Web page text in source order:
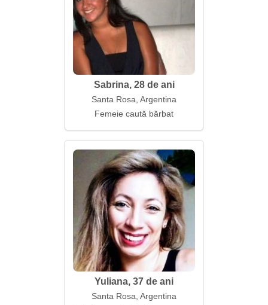
Sabrina, 28 de ani
Santa Rosa, Argentina
Femeie caută bărbat
Yuliana, 37 de ani
Santa Rosa, Argentina